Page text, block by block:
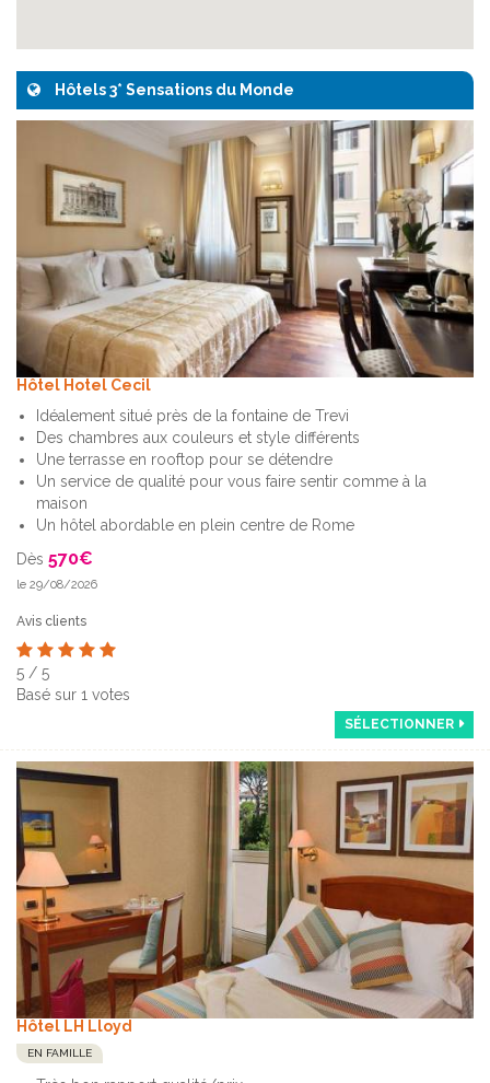
Hôtels 3* Sensations du Monde
Hôtel Hotel Cecil
Idéalement situé près de la fontaine de Trevi
Des chambres aux couleurs et style différents
Une terrasse en rooftop pour se détendre
Un service de qualité pour vous faire sentir comme à la
maison
Un hôtel abordable en plein centre de Rome
Dès 570€
le 29/08/2026
Avis clients
5 / 5
Basé sur 1 votes
SÉLECTIONNER
Hôtel LH Lloyd
EN FAMILLE